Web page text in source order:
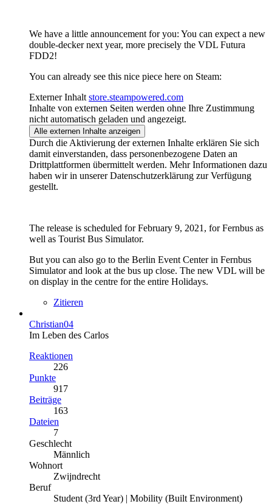
We have a little announcement for you: You can expect a new
double-decker next year, more precisely the VDL Futura
FDD2!
You can already see this nice piece here on Steam:
Externer Inhalt store.steampowered.com
Inhalte von externen Seiten werden ohne Ihre Zustimmung
nicht automatisch geladen und angezeigt.
Alle externen Inhalte anzeigen
Durch die Aktivierung der externen Inhalte erklären Sie sich
damit einverstanden, dass personenbezogene Daten an
Drittplattformen übermittelt werden. Mehr Informationen dazu
haben wir in unserer Datenschutzerklärung zur Verfügung
gestellt.
The release is scheduled for February 9, 2021, for Fernbus as
well as Tourist Bus Simulator.
But you can also go to the Berlin Event Center in Fernbus
Simulator and look at the bus up close. The new VDL will be
on display in the centre for the entire Holidays.
Zitieren
Christian04
Im Leben des Carlos
Reaktionen
226
Punkte
917
Beiträge
163
Dateien
7
Geschlecht
Männlich
Wohnort
Zwijndrecht
Beruf
Student (3rd Year) | Mobility (Built Environment)